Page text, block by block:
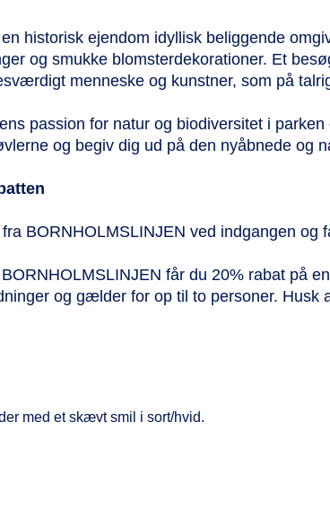
historisk ejendom idyllisk beliggende
og smukke blomsterdekorationer. Et
menneske og kunstner, som på
passion for natur og biodiversitet i
og begiv dig ud på den nyåbnede og
BORNHOLMSLINJEN ved indgangen og
får du 20% rabat på
og gælder for op til to personer. Husk